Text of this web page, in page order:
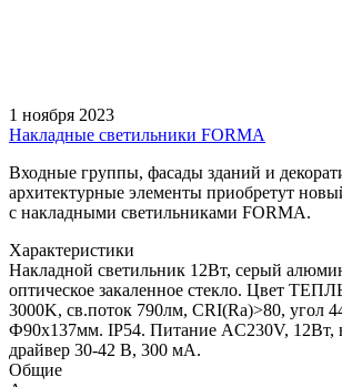
1 ноября 2023
Накладные светильники FORMA
Входные группы, фасады зданий и
архитектурные элементы приобретут
с накладными светильниками FORMA.
Характеристики
Накладной светильник 12Вт, серый
оптическое закаленное стекло. Цвет
3000K, св.поток 790лм, CRI(Ra)>80, угол
Ф90x137мм. IP54. Питание AC230V, 12Вт,
драйвер 30-42 В, 300 мА.
Общие